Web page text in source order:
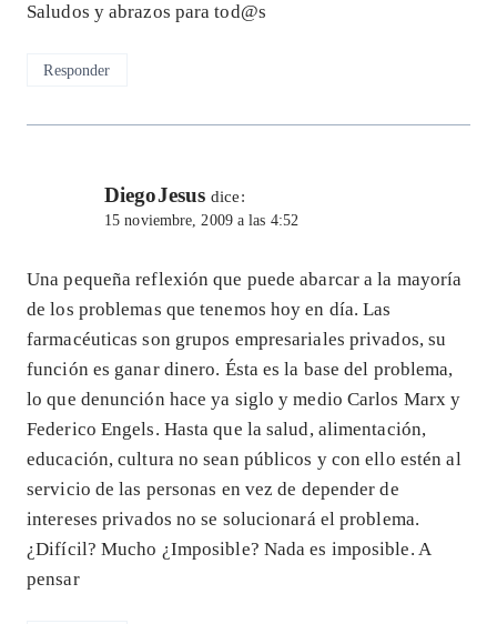
Saludos y abrazos para tod@s
Responder
DiegoJesus dice:
15 noviembre, 2009 a las 4:52
Una pequeña reflexión que puede abarcar a la mayoría
de los problemas que tenemos hoy en día. Las
farmacéuticas son grupos empresariales privados, su
función es ganar dinero. Ésta es la base del problema,
lo que denunción hace ya siglo y medio Carlos Marx y
Federico Engels. Hasta que la salud, alimentación,
educación, cultura no sean públicos y con ello estén al
servicio de las personas en vez de depender de
intereses privados no se solucionará el problema.
¿Difícil? Mucho ¿Imposible? Nada es imposible. A
pensar